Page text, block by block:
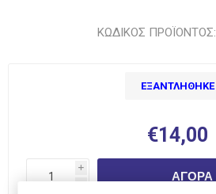
ΚΩΔΙΚΟΣ ΠΡΟΪΟΝΤΟΣ:
ΕΞΑΝΤΛΉΘΗΚΕ
€14,00
i
ΑΓΟΡΆ